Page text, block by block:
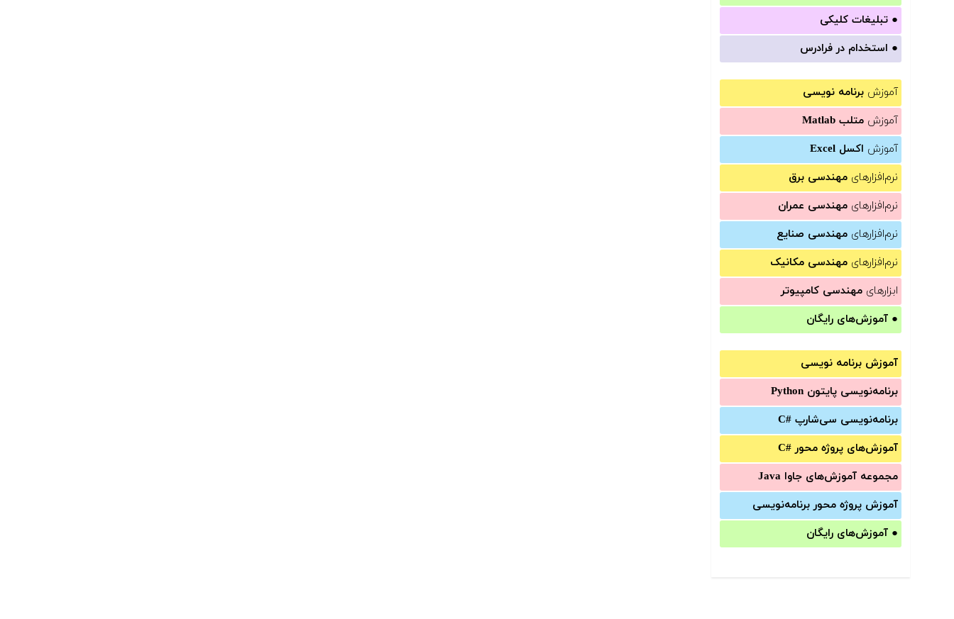
● تبلیغات کلیکی
● استخدام در فرادرس
آموزش برنامه نویسی
آموزش متلب Matlab
آموزش اکسل Excel
نرم‌افزارهای مهندسی برق
نرم‌افزارهای مهندسی عمران
نرم‌افزارهای مهندسی صنایع
نرم‌افزارهای مهندسی مکانیک
ابزارهای مهندسی کامپیوتر
● آموزش‌های رایگان
آموزش برنامه نویسی
برنامه‌نویسی پایتون Python
برنامه‌‌نویسی سی‌شارپ C#‎
آموزش‌های پروژه محور #C
مجموعه آموزش‌های جاوا Java
آموزش‌ پروژه محور برنامه‌نویسی
● آموزش‌های رایگان